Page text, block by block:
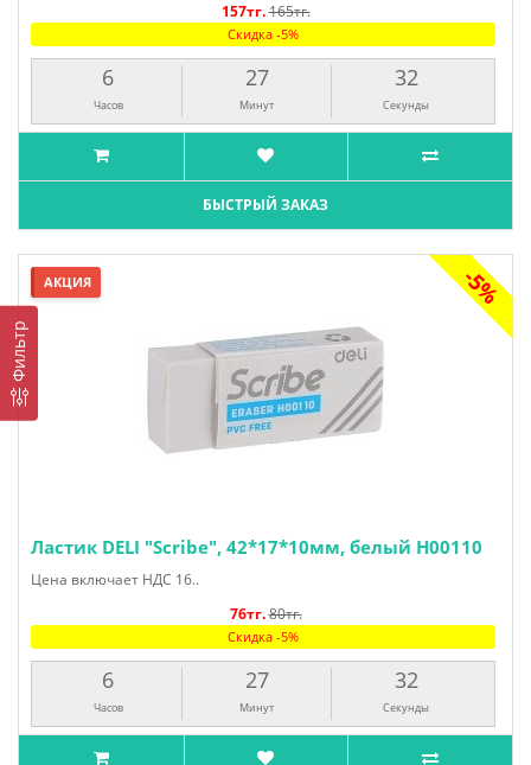
Фильтр
157тг.165тг.
Скидка -5%
6
Часов
27
Минут
31
Секунда
БЫСТРЫЙ ЗАКАЗ
-5%
АКЦИЯ
Ластик DELI "Scribe", 42*17*10мм, белый H00110
Цена включает НДС 16..
76тг.80тг.
Скидка -5%
6
Часов
27
Минут
31
Секунда